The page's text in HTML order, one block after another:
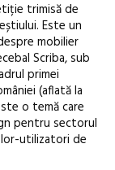
trimisă de
Este un
mobilier
Scriba, sub
primei
(aflată la
o temă care
pentru sectorul
utilizatori de